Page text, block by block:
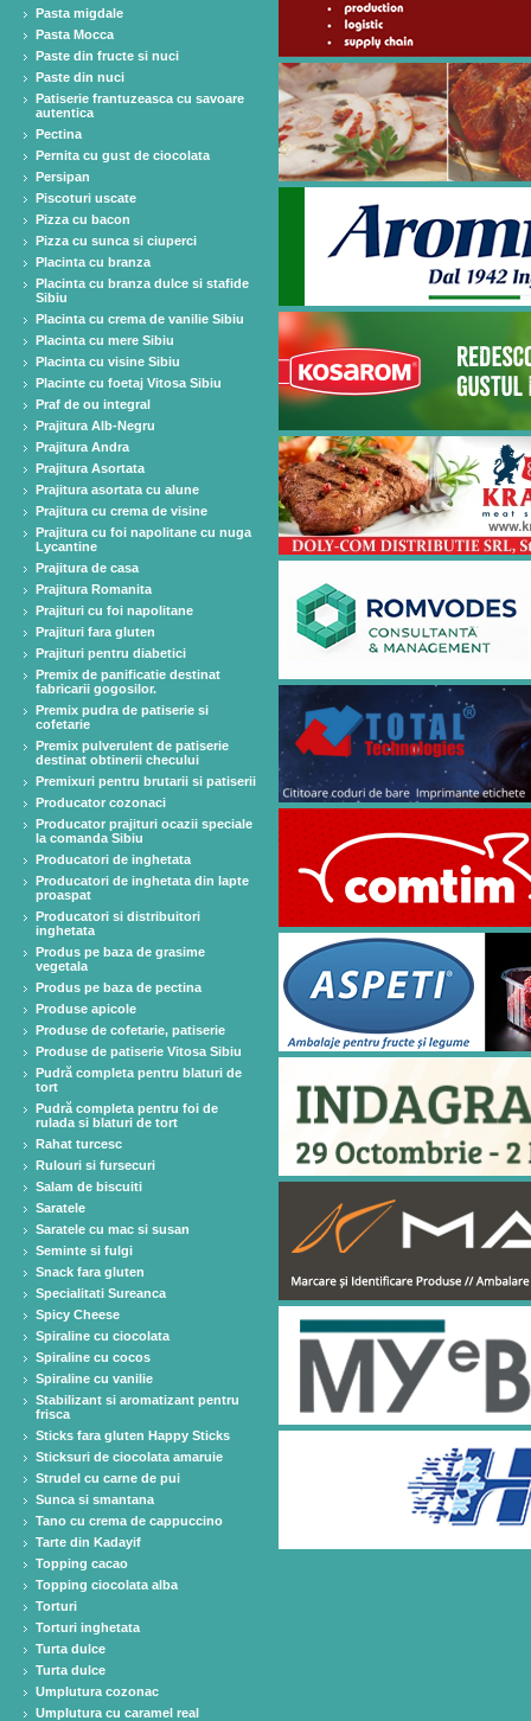
Pasta migdale
Pasta Mocca
Paste din fructe si nuci
Paste din nuci
Patiserie frantuzeasca cu savoare
autentica
Pectina
Pernita cu gust de ciocolata
Persipan
Piscoturi uscate
Pizza cu bacon
Pizza cu sunca si ciuperci
Placinta cu branza
Placinta cu branza dulce si stafide
Sibiu
Placinta cu crema de vanilie Sibiu
Placinta cu mere Sibiu
Placinta cu visine Sibiu
Placinte cu foetaj Vitosa Sibiu
Praf de ou integral
Prajitura Alb-Negru
Prajitura Andra
Prajitura Asortata
Prajitura asortata cu alune
Prajitura cu crema de visine
Prajitura cu foi napolitane cu nuga
Lycantine
Prajitura de casa
Prajitura Romanita
Prajituri cu foi napolitane
Prajituri fara gluten
Prajituri pentru diabetici
Premix de panificatie destinat
fabricarii gogosilor.
Premix pudra de patiserie si
cofetarie
Premix pulverulent de patiserie
destinat obtinerii checului
Premixuri pentru brutarii si patiserii
Producator cozonaci
Producator prajituri ocazii speciale
la comanda Sibiu
Producatori de inghetata
Producatori de inghetata din lapte
proaspat
Producatori si distribuitori
inghetata
Produs pe baza de grasime
vegetala
Produs pe baza de pectina
Produse apicole
Produse de cofetarie, patiserie
Produse de patiserie Vitosa Sibiu
Pudră completa pentru blaturi de
tort
Pudră completa pentru foi de
rulada si blaturi de tort
Rahat turcesc
Rulouri si fursecuri
Salam de biscuiti
Saratele
Saratele cu mac si susan
Seminte si fulgi
Snack fara gluten
Specialitati Sureanca
Spicy Cheese
Spiraline cu ciocolata
Spiraline cu cocos
Spiraline cu vanilie
Stabilizant si aromatizant pentru
frisca
Sticks fara gluten Happy Sticks
Sticksuri de ciocolata amaruie
Strudel cu carne de pui
Sunca si smantana
Tano cu crema de cappuccino
Tarte din Kadayif
Topping cacao
Topping ciocolata alba
Torturi
Torturi inghetata
Turta dulce
Turta dulce
Umplutura cozonac
Umplutura cu caramel real